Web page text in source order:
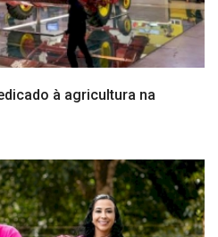
à agricultura na